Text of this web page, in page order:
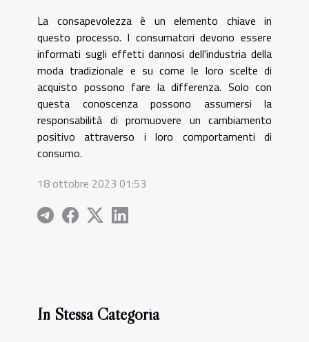
La consapevolezza è un elemento chiave in
questo processo. I consumatori devono essere
informati sugli effetti dannosi dell'industria della
moda tradizionale e su come le loro scelte di
acquisto possono fare la differenza. Solo con
questa conoscenza possono assumersi la
responsabilità di promuovere un cambiamento
positivo attraverso i loro comportamenti di
consumo.
18 ottobre 2023 01:53
In Stessa Categoria